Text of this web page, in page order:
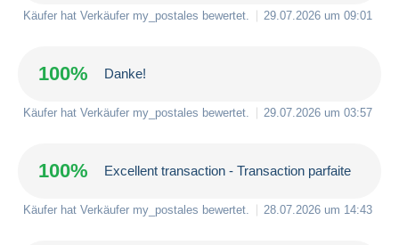
Käufer hat Verkäufer my_postales bewertet. 29.07.2026 um 09:01
100% Danke!
Käufer hat Verkäufer my_postales bewertet. 29.07.2026 um 03:57
100% Excellent transaction - Transaction parfaite
Käufer hat Verkäufer my_postales bewertet. 28.07.2026 um 14:43